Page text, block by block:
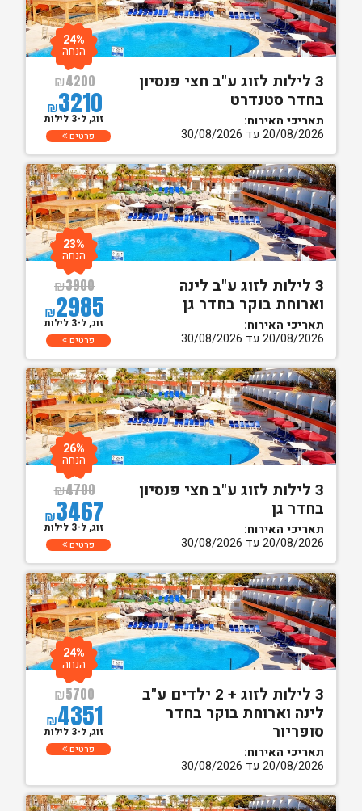
3 לילות לזוג ע"ב חצי פנסיון
בחדר סטנדרט
תאריכי האירוח:
20/08/2026 עד 30/08/2026
₪4200
₪3210
24%
הנחה
זוג, ל-3 לילות
פרטים
3 לילות לזוג ע"ב לינה
וארוחת בוקר בחדר גן
תאריכי האירוח:
20/08/2026 עד 30/08/2026
₪3900
₪2985
23%
הנחה
זוג, ל-3 לילות
פרטים
3 לילות לזוג ע"ב חצי פנסיון
בחדר גן
תאריכי האירוח:
20/08/2026 עד 30/08/2026
₪4700
₪3467
26%
הנחה
זוג, ל-3 לילות
פרטים
3 לילות לזוג + 2 ילדים ע"ב
לינה וארוחת בוקר בחדר
סופריור
תאריכי האירוח:
20/08/2026 עד 30/08/2026
₪5700
₪4351
24%
הנחה
זוג, ל-3 לילות
פרטים